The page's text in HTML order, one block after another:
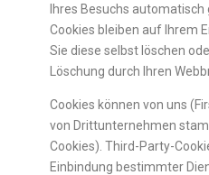
Ihres Besuchs
Cookies bleiben auf Ihrem
Sie diese selbst löschen
Löschung durch Ihren
Cookies können von uns
von Drittunternehmen
Cookies). Third-Party-
Einbindung bestimmter